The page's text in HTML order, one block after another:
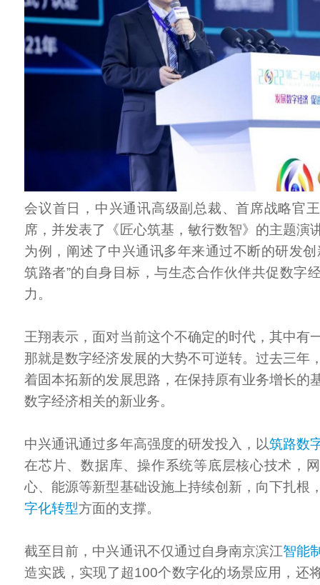
会议首日，中兴通讯高级副总裁、首席战略官
席，并发表了《匠心筑基，敏行数智》的主题演
为例，阐述了中兴通讯多年来通过不断的研发创
筑路者”的自身目标，与生态合作伙伴共促数字
力。
王翔表示，面对当前这个不确定的时代，其中有
那就是数字经济发展的大势不可逆转。过去三年
着固本拓新的发展思路，在保持原有业务增长的
数字经济相关的新业务。
中兴通讯通过多年高强度的研发投入，以筑路数
在芯片、数据库、操作系统等底层核心技术，
心、能源等新型基础设施上持续创新，向下扎根
字化转型方面的支撑。
截至目前，中兴通讯不仅通过自身南京滨江智能
造实践，实现了超100个数字化的场景应用，还